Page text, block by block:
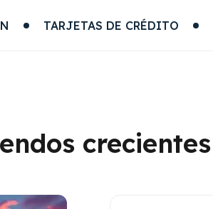
TARJETAS DE CRÉDITO
crecientes